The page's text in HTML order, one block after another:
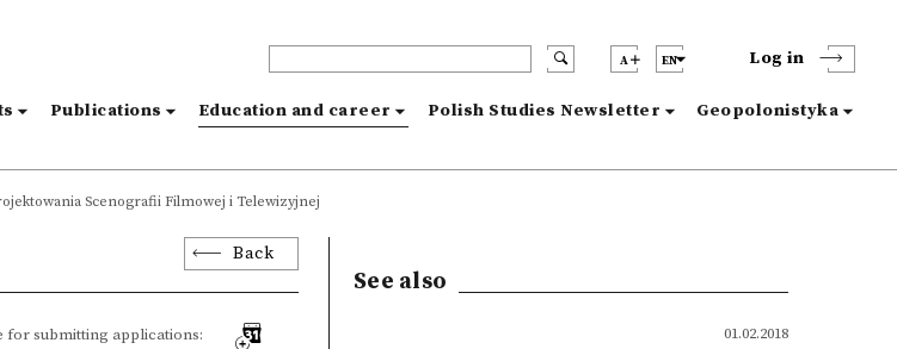
A EN Log in
Publications Education and career Polish Studies Newsletter Geopolonistyka
Scenografii Filmowej i Telewizyjnej
Back
for submitting applications:
See also
01.02.2018